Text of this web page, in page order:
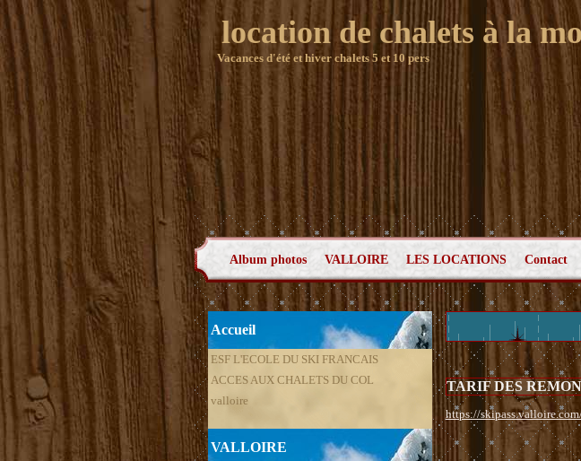
location de chalets à la
Vacances d'été et hiver chalets 5 et 10 pers
Album photos VALLOIRE LES LOCATIONS Contact
Accueil
ESF L'ECOLE DU SKI FRANCAIS
ACCES AUX CHALETS DU COL
valloire
VALLOIRE
TARIF DES
https://